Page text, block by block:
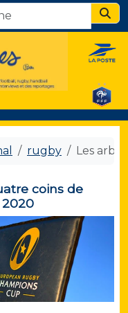
rugby Les
coins de
2020